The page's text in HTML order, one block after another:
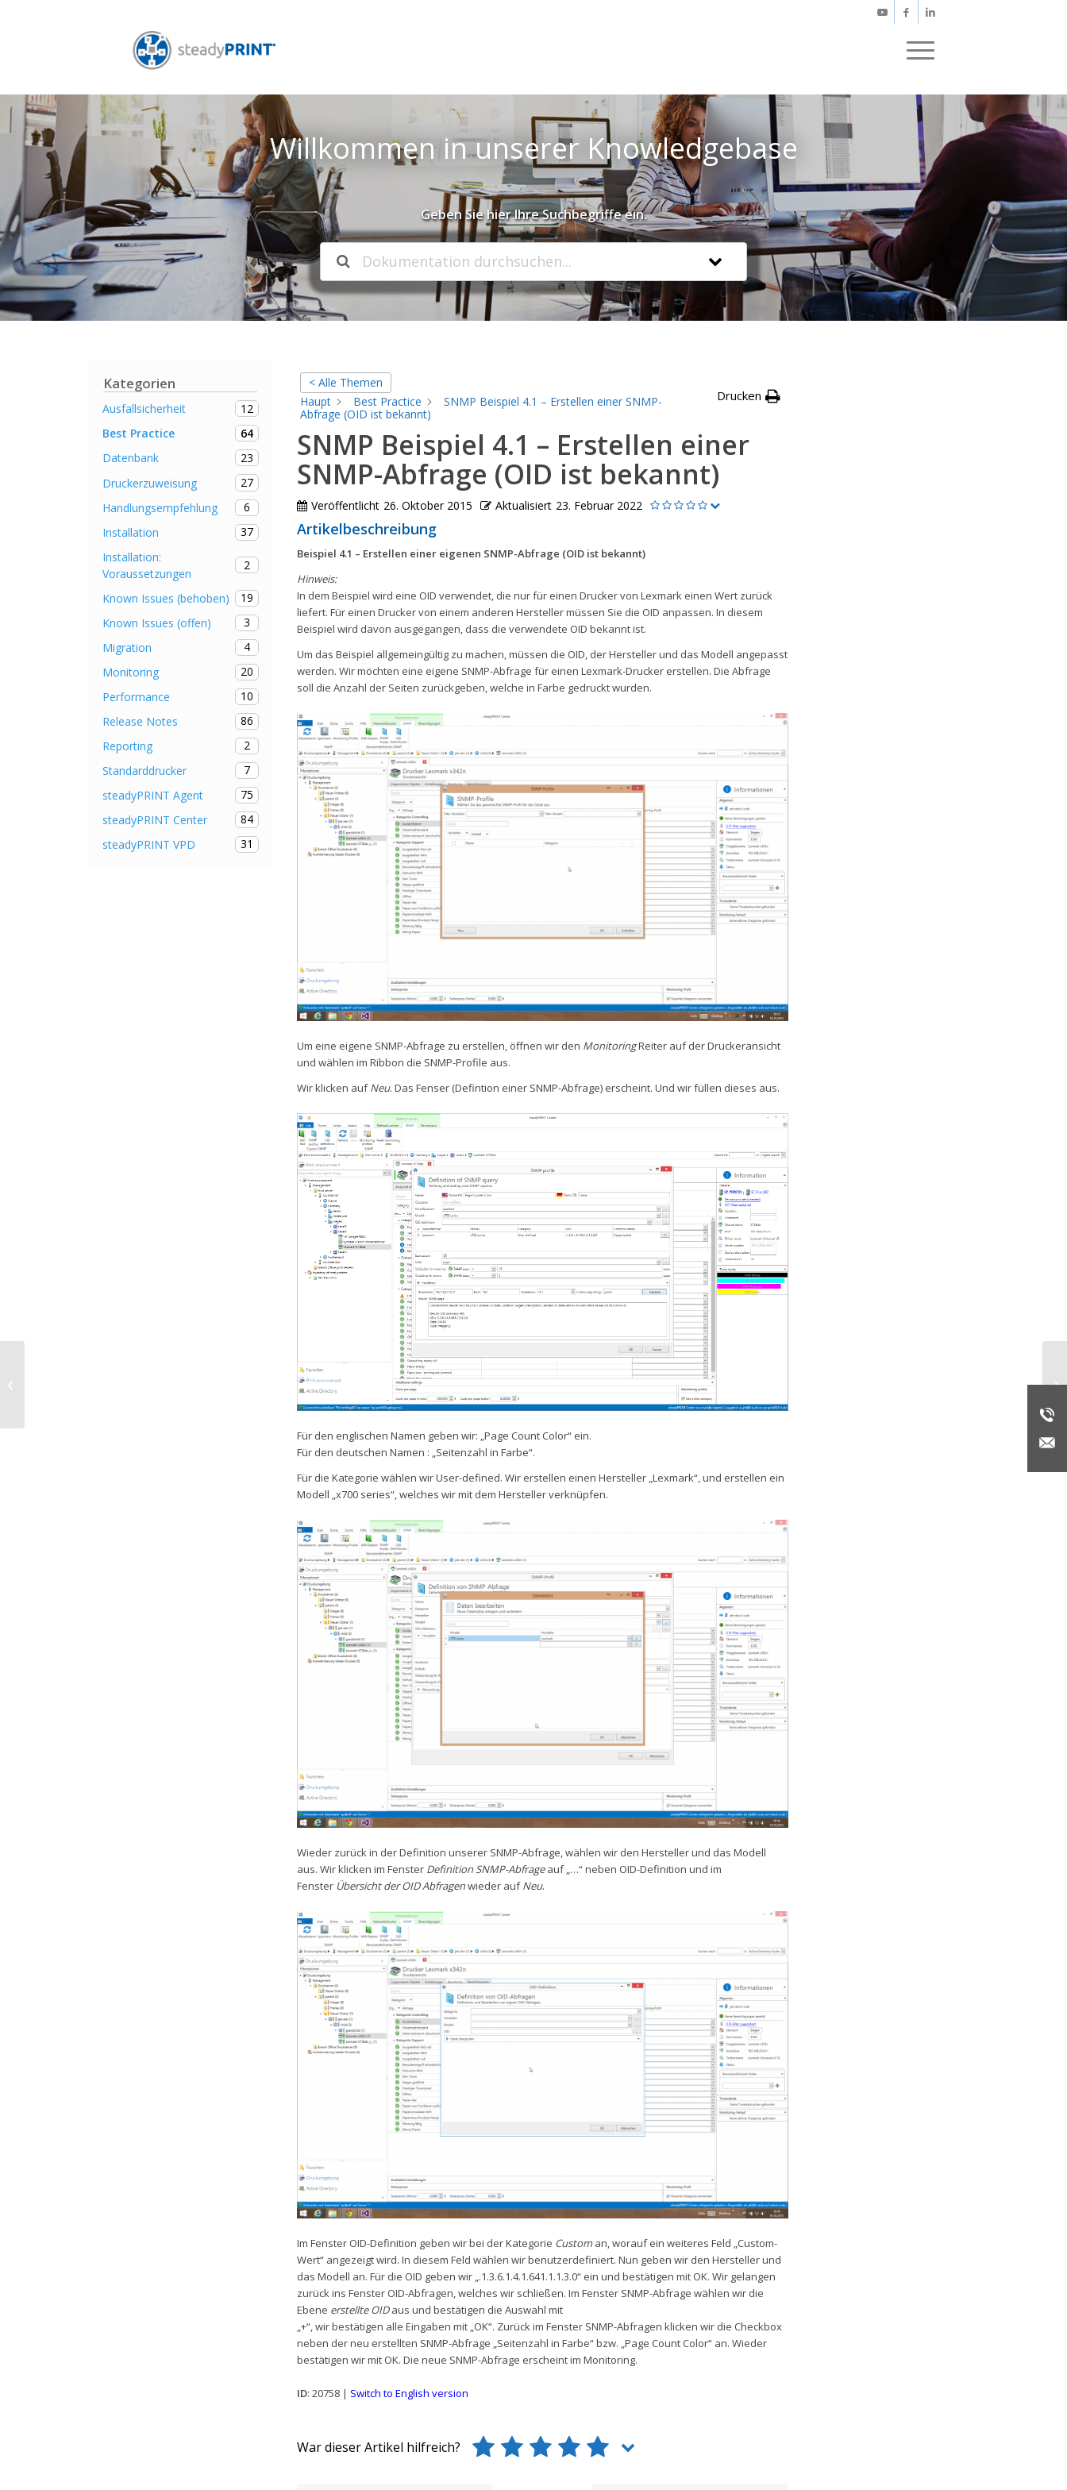
Willkommen in unserer Knowledgebase
Geben Sie hier Ihre Suchbegriffe ein.
Kategorien
Ausfallsicherheit
12
Best Practice
64
Datenbank
23
Druckerzuweisung
27
Handlungsempfehlung
6
Installation
37
Installation:
Voraussetzungen
2
Known Issues (behoben)
19
Known Issues (offen)
3
Migration
4
Monitoring
20
Performance
10
Release Notes
86
Reporting
2
Standarddrucker
7
steadyPRINT Agent
75
steadyPRINT Center
84
steadyPRINT VPD
31
< Alle Themen
Haupt
Best Practice
SNMP Beispiel 4.1 – Erstellen einer SNMP-
Abfrage (OID ist bekannt)
Drucken
SNMP Beispiel 4.1 – Erstellen einer
SNMP-Abfrage (OID ist bekannt)
Veröffentlicht 26. Oktober 2015 Aktualisiert 23. Februar 2022
Artikelbeschreibung
Beispiel 4.1 – Erstellen einer eigenen SNMP-Abfrage (OID ist bekannt)
Hinweis:
In dem Beispiel wird eine OID verwendet, die nur für einen Drucker von Lexmark einen Wert zurück
liefert. Für einen Drucker von einem anderen Hersteller müssen Sie die OID anpassen. In diesem
Beispiel wird davon ausgegangen, dass die verwendete OID bekannt ist.
Um das Beispiel allgemeingültig zu machen, müssen die OID, der Hersteller und das Modell angepasst
werden. Wir möchten eine eigene SNMP-Abfrage für einen Lexmark-Drucker erstellen. Die Abfrage
soll die Anzahl der Seiten zurückgeben, welche in Farbe gedruckt wurden.
Um eine eigene SNMP-Abfrage zu erstellen, öffnen wir den MonitoringReiter auf der Druckeransicht
und wählen im Ribbon die SNMP-Profile aus.
Wir klicken aufNeu. Das Fenser (Defintion einer SNMP-Abfrage) erscheint. Und wir füllen dieses aus.
Für den englischen Namen geben wir: „Page Count Color“ ein.
Für den deutschen Namen : „Seitenzahl in Farbe“.
Für die Kategorie wählen wir User-defined. Wir erstellen einen Hersteller „Lexmark“, und erstellen ein
Modell „x700 series“, welches wir mit dem Hersteller verknüpfen.
Wieder zurück in der Definition unserer SNMP-Abfrage, wählen wir den Hersteller und das Modell
aus. Wir klicken im Fenster Definition SNMP-Abfrageauf „…“ neben OID-Definition und im
Fenster Übersicht der OID Abfragenwieder aufNeu.
Im Fenster OID-Definition geben wir bei der Kategorie Customan, worauf ein weiteres Feld „Custom-
Wert“ angezeigt wird. In diesem Feld wählen wir benutzerdefiniert. Nun geben wir den Hersteller und
das Modell an. Für die OID geben wir „.1.3.6.1.4.1.641.1.1.3.0“ ein und bestätigen mit OK. Wir gelangen
zurück ins Fenster OID-Abfragen, welches wir schließen. Im Fenster SNMP-Abfrage wählen wir die
Ebene erstellte OIDaus und bestätigen die Auswahl mit
„+“, wir bestätigen alle Eingaben mit „OK“. Zurück im Fenster SNMP-Abfragen klicken wir die Checkbox
neben der neu erstellten SNMP-Abfrage „Seitenzahl in Farbe“ bzw. „Page Count Color“ an. Wieder
bestätigen wir mit OK. Die neue SNMP-Abfrage erscheint im Monitoring.
ID: 20758 | Switch to English version
War dieser Artikel hilfreich?